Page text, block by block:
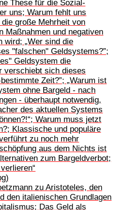
These für die Sozial-
uns; Warum fehlt uns
große Mehrheit von
Maßnahmen und negativen
wird; „Wer sind die
"falschen" Geldsystems?”;
Geldsystem die
verschiebt sich dieses
Zeit?”; „Warum ist
ohne Bargeld - nach
- überhaupt notwendig,
des aktuellen Systems
Warum muss jetzt
Klassische und populäre
zu noch mehr
aus dem Nichts ist
zum Bargeldverbot;
zu Aristoteles, den
den italienischen Grundlagen
Das Geld als